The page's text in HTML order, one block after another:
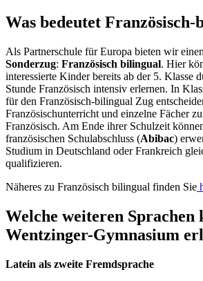
Was bedeutet
Als Partnerschule für Europa bieten wir
Sonderzug: Französisch bilingual. Hier
interessierte Kinder bereits ab der 5. Klasse
Stunde Französisch intensiv erlernen. In
für den Französisch-bilingual Zug
Französischunterricht und einzelne Fächer
Französisch. Am Ende ihrer Schulzeit
französischen Schulabschluss (Abibac)
Studium in Deutschland oder Frankreich
qualifizieren.
Näheres zu Französisch bilingual finden Sie
Welche weiteren Sprachen
Wentzinger-Gymnasium
Latein als zweite Fremdsprache